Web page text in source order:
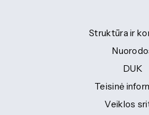
Struktūra ir
DUK
Teisinė
Veiklos